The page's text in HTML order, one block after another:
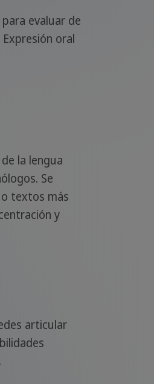
evaluar de
oral
la lengua
Se
textos más
y
articular